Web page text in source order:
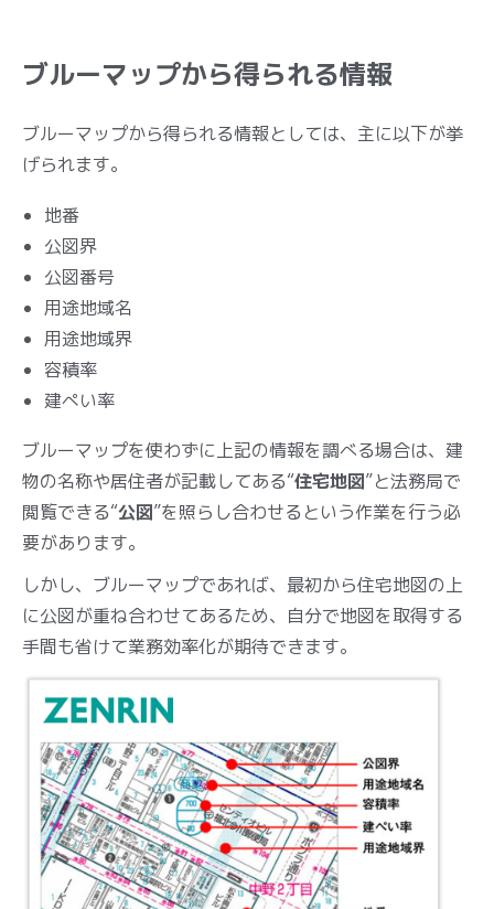
ブルーマップから得られる情報
ブルーマップから得られる情報としては、主に以下が挙
げられます。
地番
公図界
公図番号
用途地域名
用途地域界
容積率
建ぺい率
ブルーマップを使わずに上記の情報を調べる場合は、建
物の名称や居住者が記載してある“住宅地図”と法務局で
閲覧できる“公図”を照らし合わせるという作業を行う必
要があります。
しかし、ブルーマップであれば、最初から住宅地図の上
に公図が重ね合わせてあるため、自分で地図を取得する
手間も省けて業務効率化が期待できます。